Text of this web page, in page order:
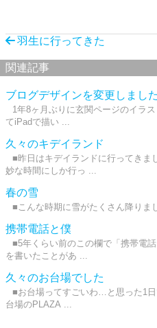
羽生に行ってきた
関連記事
ブログデザインを変更しました
1年8ヶ月ぶりに玄関ページのイラ
てiPadで描い ...
久々のキデイランド
■昨日はキデイランドに行ってきま
妙な時間にしか行っ ...
春の雪
■こんな時期に雪がたくさん降りま
携帯電話と僕
■5年くらい前のこの欄で「携帯電
を書いたことがあ ...
久々のお台場でした
■お台場ってすごいわ…と思った1
台場のPLAZA ...